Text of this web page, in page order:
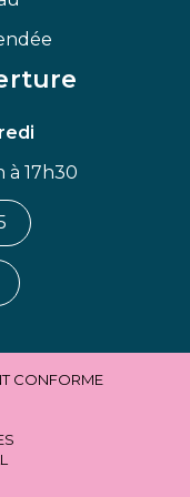
à 17h30
CONFORME